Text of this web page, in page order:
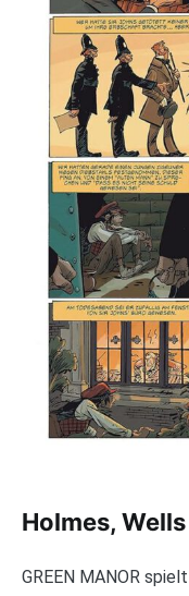
Holmes,
GREEN MANOR